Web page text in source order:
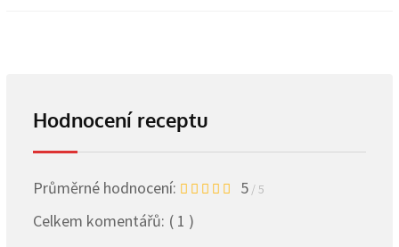
Hodnocení receptu
Průměrné hodnocení: 5 / 5
Celkem komentářů: ( 1 )